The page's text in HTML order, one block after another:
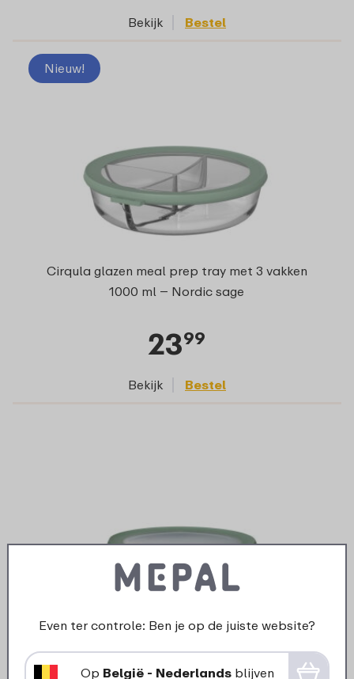
Bekijk Bestel
Nieuw!
Cirqula glazen meal prep tray met 3 vakken
1000 ml – Nordic sage
2399
Bekijk Bestel
Multikom Cirqula 1250 ml - Nordic sage
Even ter controle: Ben je op de juiste website?
Op België - Nederlandsblijven